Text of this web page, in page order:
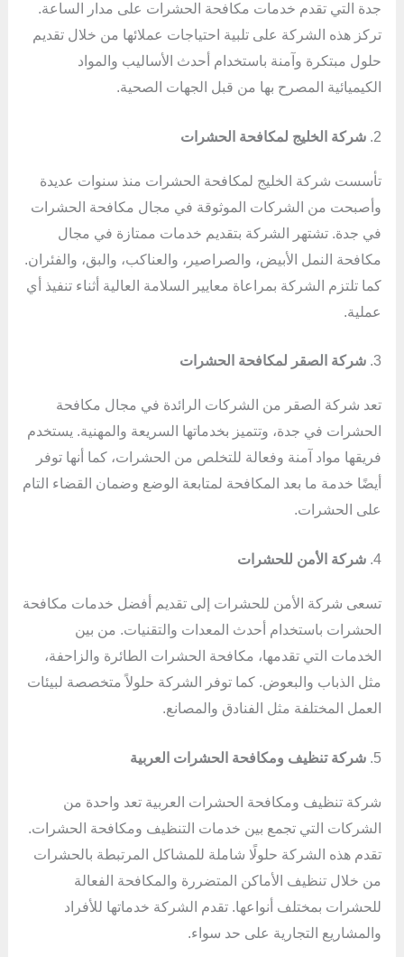
جدة التي تقدم خدمات مكافحة الحشرات على مدار الساعة.
تركز هذه الشركة على تلبية احتياجات عملائها من خلال تقديم
حلول مبتكرة وآمنة باستخدام أحدث الأساليب والمواد
الكيميائية المصرح بها من قبل الجهات الصحية.
2. شركة الخليج لمكافحة الحشرات
تأسست شركة الخليج لمكافحة الحشرات منذ سنوات عديدة
وأصبحت من الشركات الموثوقة في مجال مكافحة الحشرات
في جدة. تشتهر الشركة بتقديم خدمات ممتازة في مجال
مكافحة النمل الأبيض، والصراصير، والعناكب، والبق، والفئران.
كما تلتزم الشركة بمراعاة معايير السلامة العالية أثناء تنفيذ أي
عملية.
3. شركة الصقر لمكافحة الحشرات
تعد شركة الصقر من الشركات الرائدة في مجال مكافحة
الحشرات في جدة، وتتميز بخدماتها السريعة والمهنية. يستخدم
فريقها مواد آمنة وفعالة للتخلص من الحشرات، كما أنها توفر
أيضًا خدمة ما بعد المكافحة لمتابعة الوضع وضمان القضاء التام
على الحشرات.
4. شركة الأمن للحشرات
تسعى شركة الأمن للحشرات إلى تقديم أفضل خدمات مكافحة
الحشرات باستخدام أحدث المعدات والتقنيات. من بين
الخدمات التي تقدمها، مكافحة الحشرات الطائرة والزاحفة،
مثل الذباب والبعوض. كما توفر الشركة حلولاً متخصصة لبيئات
العمل المختلفة مثل الفنادق والمصانع.
5. شركة تنظيف ومكافحة الحشرات العربية
شركة تنظيف ومكافحة الحشرات العربية تعد واحدة من
الشركات التي تجمع بين خدمات التنظيف ومكافحة الحشرات.
تقدم هذه الشركة حلولًا شاملة للمشاكل المرتبطة بالحشرات
من خلال تنظيف الأماكن المتضررة والمكافحة الفعالة
للحشرات بمختلف أنواعها. تقدم الشركة خدماتها للأفراد
والمشاريع التجارية على حد سواء.